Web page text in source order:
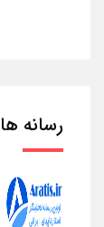
رسانه ها